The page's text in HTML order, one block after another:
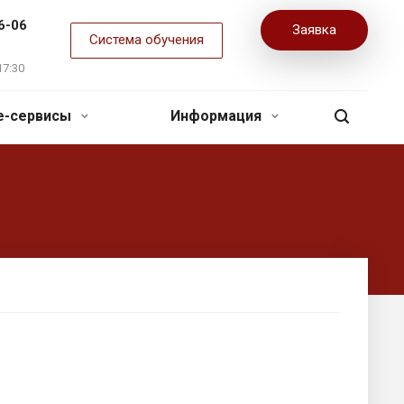
06
Система обучения
Заявка
сервисы Информация